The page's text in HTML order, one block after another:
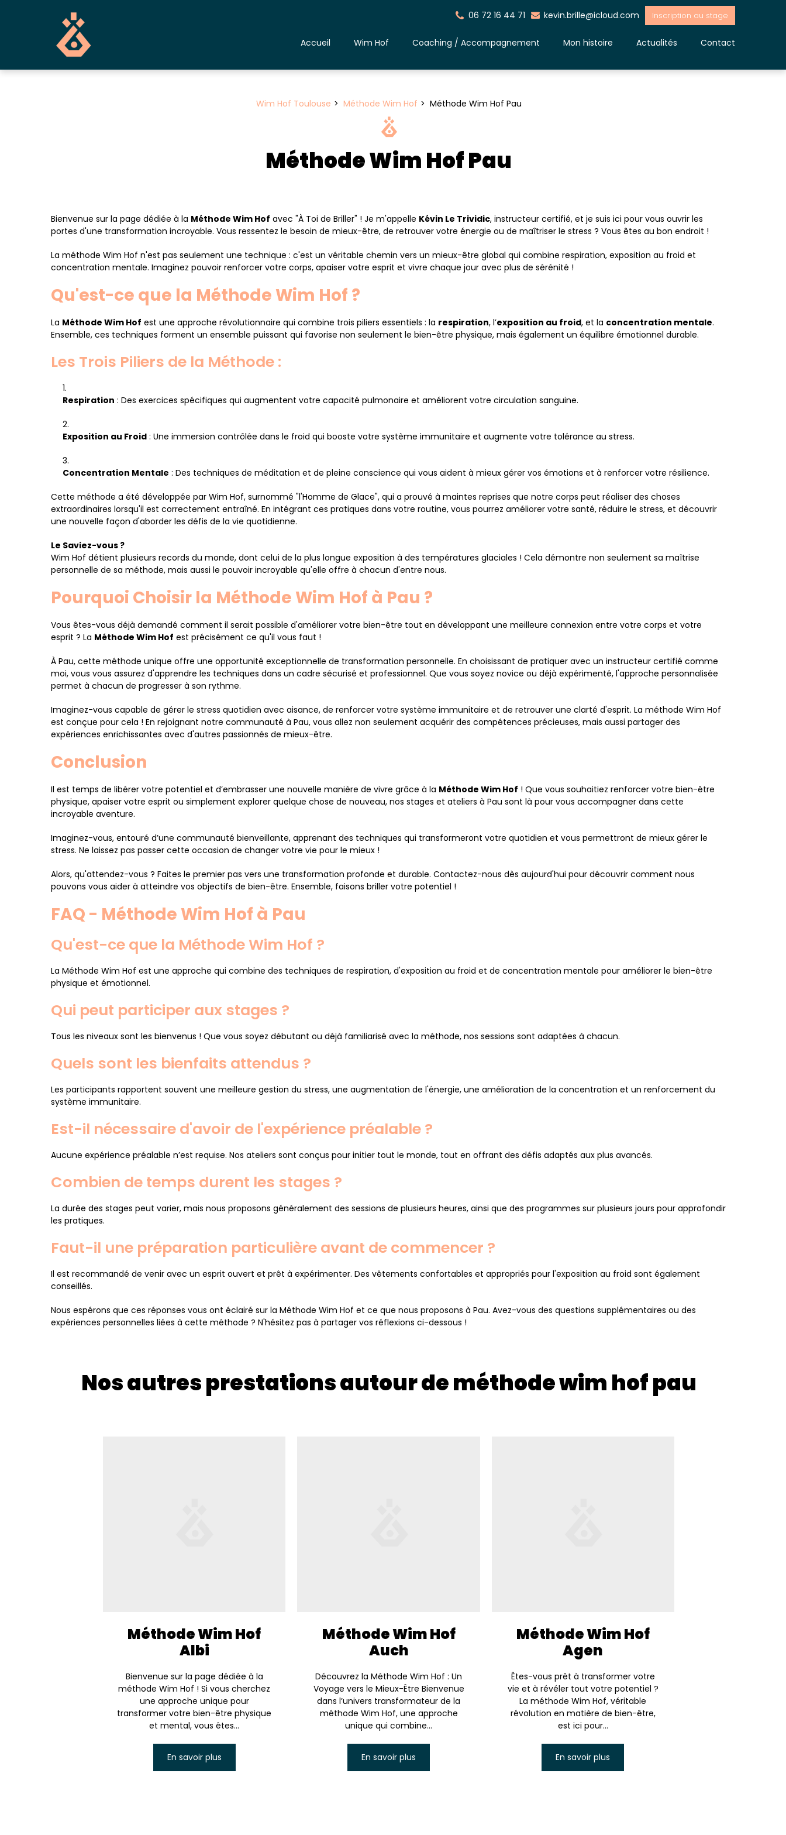
06 72 16 44 71 kevin.brille@icloud.com Inscription au stage
Accueil Wim Hof Coaching / Accompagnement Mon histoire Actualités Contact
Wim Hof Toulouse Méthode Wim Hof Méthode Wim Hof Pau
Méthode Wim Hof Pau
Bienvenue sur la page dédiée à la Méthode Wim Hof avec "À Toi de Briller" ! Je m'appelle Kévin Le Trividic, instructeur certifié, et je suis ici pour vous ouvrir les
portes d'une transformation incroyable. Vous ressentez le besoin de mieux-être, de retrouver votre énergie ou de maîtriser le stress ? Vous êtes au bon endroit !
La méthode Wim Hof n'est pas seulement une technique : c'est un véritable chemin vers un mieux-être global qui combine respiration, exposition au froid et
concentration mentale. Imaginez pouvoir renforcer votre corps, apaiser votre esprit et vivre chaque jour avec plus de sérénité !
Qu'est-ce que la Méthode Wim Hof ?
La Méthode Wim Hof est une approche révolutionnaire qui combine trois piliers essentiels : la respiration, l’exposition au froid, et la concentration mentale.
Ensemble, ces techniques forment un ensemble puissant qui favorise non seulement le bien-être physique, mais également un équilibre émotionnel durable.
Les Trois Piliers de la Méthode :
Respiration : Des exercices spécifiques qui augmentent votre capacité pulmonaire et améliorent votre circulation sanguine.
Exposition au Froid : Une immersion contrôlée dans le froid qui booste votre système immunitaire et augmente votre tolérance au stress.
Concentration Mentale : Des techniques de méditation et de pleine conscience qui vous aident à mieux gérer vos émotions et à renforcer votre résilience.
Cette méthode a été développée par Wim Hof, surnommé "l'Homme de Glace", qui a prouvé à maintes reprises que notre corps peut réaliser des choses
extraordinaires lorsqu'il est correctement entraîné. En intégrant ces pratiques dans votre routine, vous pourrez améliorer votre santé, réduire le stress, et découvrir
une nouvelle façon d'aborder les défis de la vie quotidienne.
Le Saviez-vous ?
Wim Hof détient plusieurs records du monde, dont celui de la plus longue exposition à des températures glaciales ! Cela démontre non seulement sa maîtrise
personnelle de sa méthode, mais aussi le pouvoir incroyable qu'elle offre à chacun d'entre nous.
Pourquoi Choisir la Méthode Wim Hof à Pau ?
Vous êtes-vous déjà demandé comment il serait possible d'améliorer votre bien-être tout en développant une meilleure connexion entre votre corps et votre
esprit ? La Méthode Wim Hof est précisément ce qu'il vous faut !
À Pau, cette méthode unique offre une opportunité exceptionnelle de transformation personnelle. En choisissant de pratiquer avec un instructeur certifié comme
moi, vous vous assurez d'apprendre les techniques dans un cadre sécurisé et professionnel. Que vous soyez novice ou déjà expérimenté, l'approche personnalisée
permet à chacun de progresser à son rythme.
Imaginez-vous capable de gérer le stress quotidien avec aisance, de renforcer votre système immunitaire et de retrouver une clarté d'esprit. La méthode Wim Hof
est conçue pour cela ! En rejoignant notre communauté à Pau, vous allez non seulement acquérir des compétences précieuses, mais aussi partager des
expériences enrichissantes avec d'autres passionnés de mieux-être.
Conclusion
Il est temps de libérer votre potentiel et d’embrasser une nouvelle manière de vivre grâce à la Méthode Wim Hof ! Que vous souhaitiez renforcer votre bien-être
physique, apaiser votre esprit ou simplement explorer quelque chose de nouveau, nos stages et ateliers à Pau sont là pour vous accompagner dans cette
incroyable aventure.
Imaginez-vous, entouré d’une communauté bienveillante, apprenant des techniques qui transformeront votre quotidien et vous permettront de mieux gérer le
stress. Ne laissez pas passer cette occasion de changer votre vie pour le mieux !
Alors, qu'attendez-vous ? Faites le premier pas vers une transformation profonde et durable. Contactez-nous dès aujourd'hui pour découvrir comment nous
pouvons vous aider à atteindre vos objectifs de bien-être. Ensemble, faisons briller votre potentiel !
FAQ - Méthode Wim Hof à Pau
Qu'est-ce que la Méthode Wim Hof ?
La Méthode Wim Hof est une approche qui combine des techniques de respiration, d'exposition au froid et de concentration mentale pour améliorer le bien-être
physique et émotionnel.
Qui peut participer aux stages ?
Tous les niveaux sont les bienvenus ! Que vous soyez débutant ou déjà familiarisé avec la méthode, nos sessions sont adaptées à chacun.
Quels sont les bienfaits attendus ?
Les participants rapportent souvent une meilleure gestion du stress, une augmentation de l'énergie, une amélioration de la concentration et un renforcement du
système immunitaire.
Est-il nécessaire d'avoir de l'expérience préalable ?
Aucune expérience préalable n’est requise. Nos ateliers sont conçus pour initier tout le monde, tout en offrant des défis adaptés aux plus avancés.
Combien de temps durent les stages ?
La durée des stages peut varier, mais nous proposons généralement des sessions de plusieurs heures, ainsi que des programmes sur plusieurs jours pour approfondir
les pratiques.
Faut-il une préparation particulière avant de commencer ?
Il est recommandé de venir avec un esprit ouvert et prêt à expérimenter. Des vêtements confortables et appropriés pour l'exposition au froid sont également
conseillés.
Nous espérons que ces réponses vous ont éclairé sur la Méthode Wim Hof et ce que nous proposons à Pau. Avez-vous des questions supplémentaires ou des
expériences personnelles liées à cette méthode ? N'hésitez pas à partager vos réflexions ci-dessous !
Nos autres prestations autour de méthode wim hof pau
Méthode Wim Hof
Albi
Bienvenue sur la page dédiée à la
méthode Wim Hof ! Si vous cherchez
une approche unique pour
transformer votre bien-être physique
et mental, vous êtes...
En savoir plus
Méthode Wim Hof
Auch
Découvrez la Méthode Wim Hof : Un
Voyage vers le Mieux-Être Bienvenue
dans l’univers transformateur de la
méthode Wim Hof, une approche
unique qui combine...
En savoir plus
Méthode Wim Hof
Agen
Êtes-vous prêt à transformer votre
vie et à révéler tout votre potentiel ?
La méthode Wim Hof, véritable
révolution en matière de bien-être,
est ici pour...
En savoir plus